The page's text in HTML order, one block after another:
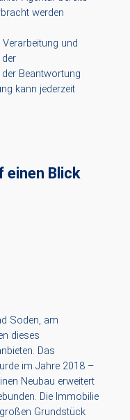
werden
und
Beantwortung
kann jederzeit
einen Blick
Soden, am
dieses
Das
im Jahre 2018 –
Neubau erweitert
Die Immobilie
Grundstück